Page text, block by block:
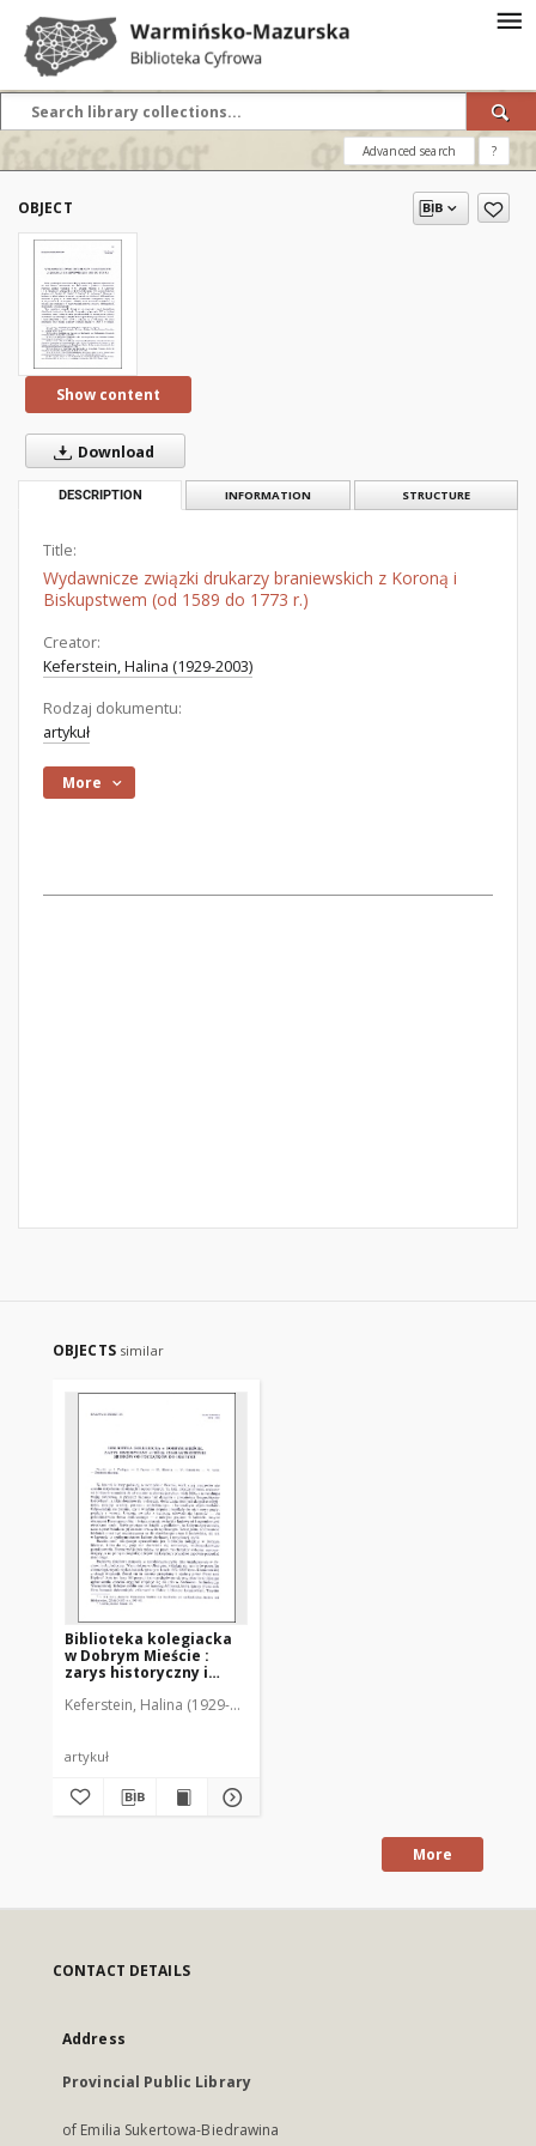
Advanced search ?
OBJECT
Show content
Download
DESCRIPTION INFORMATION STRUCTURE
Title:
Wydawnicze związki drukarzy braniewskich z Koroną i
Biskupstwem (od 1589 do 1773 r.)
Creator:
Keferstein, Halina (1929-2003)
Rodzaj dokumentu:
artykuł
More
OBJECTS similar
Biblioteka kolegiacka
w Dobrym Mieście :
zarys historyczny i
zbiorów od początków
Keferstein, Halina (1929-2003)
artykuł
More
CONTACT DETAILS
Address
Provincial Public Library
of Emilia Sukertowa-Biedrawina